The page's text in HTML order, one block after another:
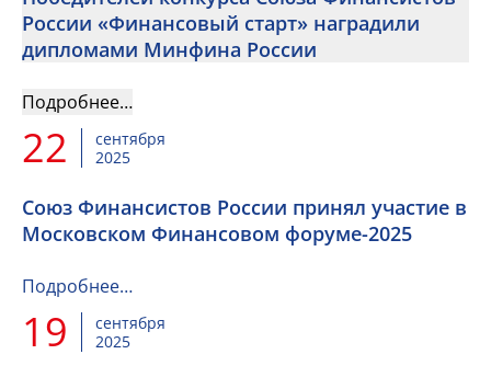
России «Финансовый старт» наградили
дипломами Минфина России
Подробнее…
22
сентября
2025
Союз Финансистов России принял участие в
Московском Финансовом форуме-2025
Подробнее…
19
сентября
2025